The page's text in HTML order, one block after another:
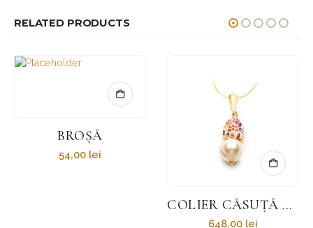
RELATED PRODUCTS
BROȘĂ
54,00 lei
COLIER CĂSUȚĂ ALBASTRĂ/ROZ ȘI PERLĂ “SPRING IS IN THE AIR”
648,00 lei